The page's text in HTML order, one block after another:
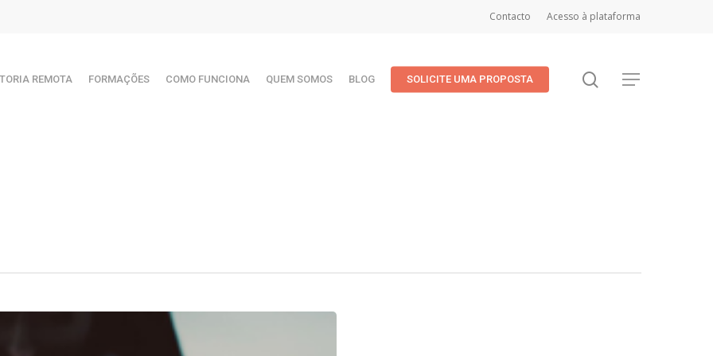
Contacto Acesso à plataforma
REMOTA FORMAÇÕES COMO FUNCIONA QUEM SOMOS BLOG SOLICITE UMA PROPOSTA search
Menu